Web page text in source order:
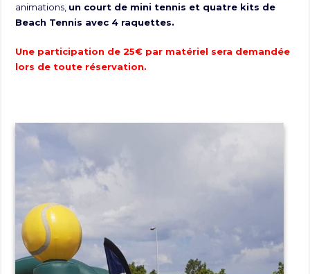
animations, un court de mini tennis et quatre kits de
Beach Tennis avec 4 raquettes.
Une participation de 25€ par matériel sera demandée
lors de toute réservation.